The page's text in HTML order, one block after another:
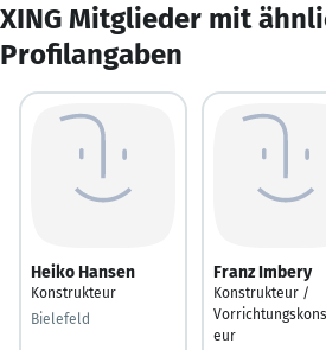
XING Mitglieder mit
Profilangaben
Heiko Hansen
Konstrukteur
Bielefeld
Franz Imbery
Konstrukteur /
eur